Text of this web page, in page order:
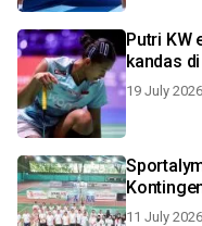
Putri KW
kandas
19 July
11 July